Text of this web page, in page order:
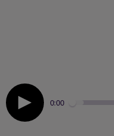
0:00